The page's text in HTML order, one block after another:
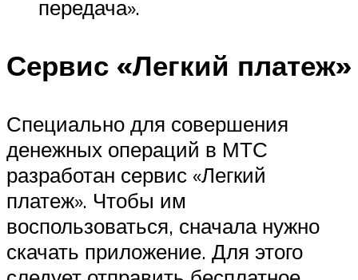
передача».
Сервис «Легкий платеж»
Специально для совершения
денежных операций в МТС
разработан сервис «Легкий
платеж». Чтобы им
воспользоваться, сначала нужно
скачать приложение. Для этого